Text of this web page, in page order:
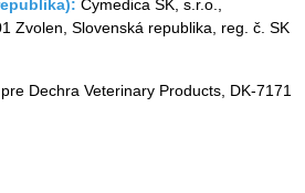
Cymedica SK, s.r.o.,
Zvolen, Slovenská republika, reg. č. SK
Dechra Veterinary Products, DK-7171